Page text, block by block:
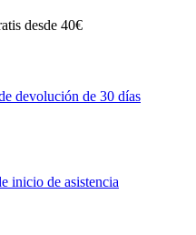
desde 40€
devolución de 30 días
inicio de asistencia